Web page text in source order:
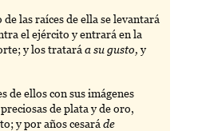
las raíces de ella se levantará
el ejército y entrará en la
y los trataráa su gusto,y
de ellos con sus imágenes
de plata y de oro,
y por años cesaráde